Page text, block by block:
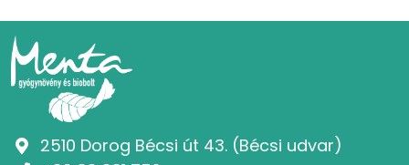
2510 Dorog Bécsi út 43. (Bécsi udvar)